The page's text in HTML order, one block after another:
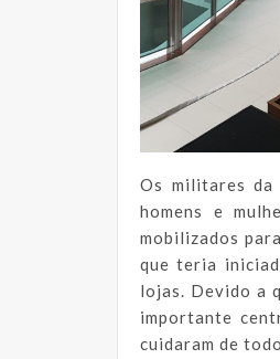
Os militares da
homens e
mobilizados
que teria
lojas. Devido a
importante
cuidaram de